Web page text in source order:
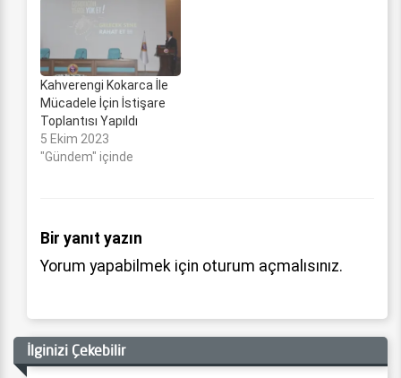
Kahverengi Kokarca İle
Mücadele İçin İstişare
Toplantısı Yapıldı
5 Ekim 2023
"Gündem" içinde
Bir yanıt yazın
Yorum yapabilmek için oturum açmalısınız.
İlginizi Çekebilir